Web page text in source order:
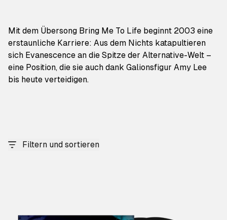
Mit dem Übersong Bring Me To Life beginnt 2003 eine
erstaunliche Karriere: Aus dem Nichts katapultieren
sich Evanescence an die Spitze der Alternative-Welt –
eine Position, die sie auch dank Galionsfigur Amy Lee
bis heute verteidigen.
Filtern und sortieren